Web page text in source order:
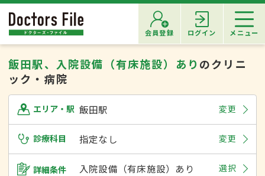
会員登録 ログイン メニュー
飯田駅、入院設備（有床施設）あり のクリニ
ック・病院
エリア・駅 飯田駅 変更
診療科目 指定なし 変更
詳細条件 入院設備（有床施設）あり 選択